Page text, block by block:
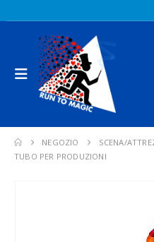
NEGOZIO
SCENA/
TUBO PER PRODUZIONI